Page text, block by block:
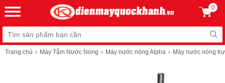
0
Trang chủ Máy Tắm Nước Nóng Máy nước nóng Alpha Máy nước nóng